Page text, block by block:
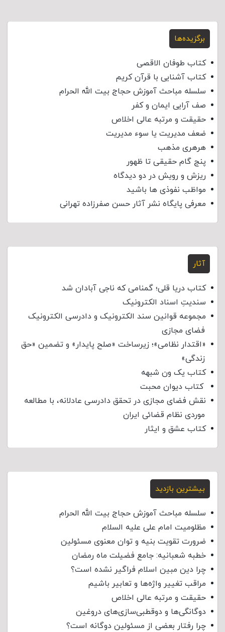
برگزیده‌ها
کتاب طوفان الاقصی
کتاب آشنایی با قرآن کریم
سلسله مباحث آموزش حجاج بیت الله الحرام
صف آرایی ایمان و کفر
حقیقت و مرتبه عالی اخلاص
ضعف مدیریت یا سوء مدیریت
هرهری مذهب
پنج گام حقیقی تا ظهور
ریزش و رویش در دو دیدگاه
مواظب نفوذی‌ ها باشید
معرفی پایگاه نشر آثار حسن صفرزاده تهرانی
آثار
کتاب دریا قلی؛ گمنامی که ناجی آبادان شد
سندیتِ اسناد الکترونیک
مجموعه قوانین سند الکترونیک و دادرسی الکترونیک
فضای مجازی
«اقتدار نظامی»؛ زیرساخت «صلح پایدار» و تضمین «حق
زندگی»
کتاب یک ون شبهه
کتاب دیوان محبت
نقش فضای مجازی در تحقق دادرسی عادلانه، با مطالعه
موردی نظام قضائی ایران
کتاب عشق و ایثار
بیشترین بازدید
سلسله مباحث آموزش حجاج بیت الله الحرام
مظلومیت امام علی علیه السلام
ضرورت تقویت بنیه و توان معنوی مسئولین
خطبه شعبانیه: جامع فضیلت ماه رمضان
چرا دین مبین اسلام فراگیر نشده است؟
مراقب تغییر واژه‌ها و تعابیر باشیم
حقیقت و مرتبه عالی اخلاص
دوگانگی‌ها و دوقطبی‌سازی‌های دروغین
چرا رفتار بعضی از مسئولین دوگانه است؟